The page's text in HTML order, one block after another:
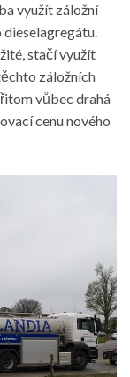
využít záložní
stačí využít
záložních
vůbec drahá
cenu nového